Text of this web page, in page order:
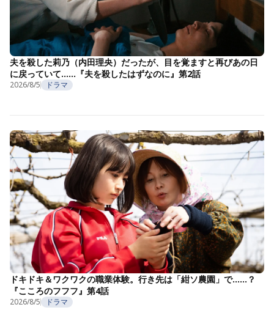
夫を殺した莉乃（内田理央）だったが、目を覚ますと再びあの日
に戻っていて……『夫を殺したはずなのに』第2話
2026/8/5 ドラマ
ドキドキ＆ワクワクの職業体験。行き先は「紺ソ農園」で……？
『こころのフフフ』第4話
2026/8/5 ドラマ